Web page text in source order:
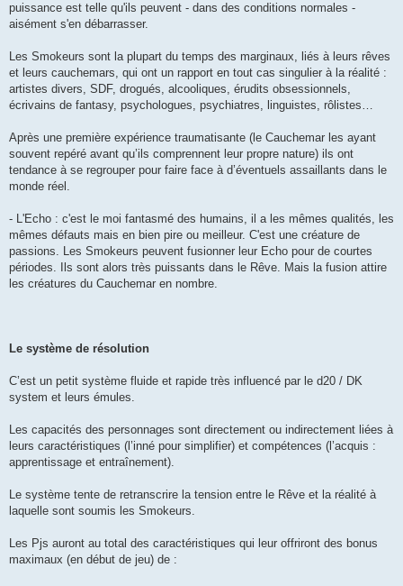
puissance est telle qu'ils peuvent - dans des conditions normales -
aisément s'en débarrasser.
Les Smokeurs sont la plupart du temps des marginaux, liés à leurs rêves
et leurs cauchemars, qui ont un rapport en tout cas singulier à la réalité :
artistes divers, SDF, drogués, alcooliques, érudits obsessionnels,
écrivains de fantasy, psychologues, psychiatres, linguistes, rôlistes…
Après une première expérience traumatisante (le Cauchemar les ayant
souvent repéré avant qu’ils comprennent leur propre nature) ils ont
tendance à se regrouper pour faire face à d’éventuels assaillants dans le
monde réel.
- L'Echo : c'est le moi fantasmé des humains, il a les mêmes qualités, les
mêmes défauts mais en bien pire ou meilleur. C'est une créature de
passions. Les Smokeurs peuvent fusionner leur Echo pour de courtes
périodes. Ils sont alors très puissants dans le Rêve. Mais la fusion attire
les créatures du Cauchemar en nombre.
Le système de résolution
C’est un petit système fluide et rapide très influencé par le d20 / DK
system et leurs émules.
Les capacités des personnages sont directement ou indirectement liées à
leurs caractéristiques (l’inné pour simplifier) et compétences (l’acquis :
apprentissage et entraînement).
Le système tente de retranscrire la tension entre le Rêve et la réalité à
laquelle sont soumis les Smokeurs.
Les Pjs auront au total des caractéristiques qui leur offriront des bonus
maximaux (en début de jeu) de :